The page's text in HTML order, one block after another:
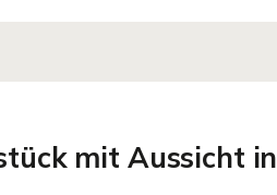
mit Aussicht